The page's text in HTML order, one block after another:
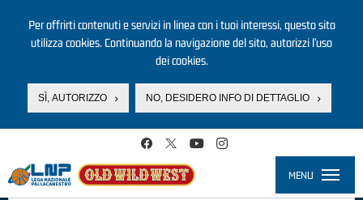
Per offrirti contenuti e servizi in linea con i tuoi interessi, questo sito
utilizza cookies. Continuando la navigazione del sito, autorizzi l’uso
dei cookies.
SÌ, AUTORIZZO NO, DESIDERO INFO DI DETTAGLIO
MENU